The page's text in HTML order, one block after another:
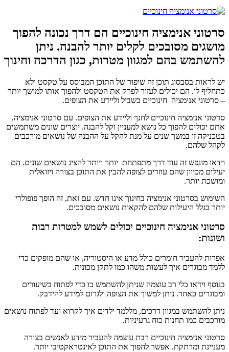
סרטוני אנימציה חינוכיים הם דרך נכונה להפוך
מושגים מסובכים לקלים יותר להבנה. ניתן
להשתמש בהם למגוון מטרות, כגון הדרכה וחינוך
יש לראות בסבסוג תוכן זה שיפור של התוכן המבוסס על טקסט ולא
כתחליף לו. הם יכולים לעזור לפרק את הטקסט ולהפוך אותו למושך יותר
– סרטוני אנימציה חינוכיים בשביל וליידע את הצופים.
סרטוני אנימציה חינוכיים לחנך וליידע את הצופים. עם סרטוני אנימציה,
אתם יכולים להפוך כל נושא למעניין וקל להבנה. יוצרים שונים משתמשים
בטכניקה זו במשך שנים על מנת להקל על ההבנה של נושאים מורכבים
לקהל שלהם.
וידאו מונפש זה עוד דרך מתפתחת יותר ויותר להציג נושאים שונים. הם
יעילים מכיוון שהם עוזרים לצופה להבין את התוכן בצורה ויזואלית
ומושכת יותר.
השימוש בסרטוני אנימציה בחינוך אינו חדש. עם זאת, זה הופך פופולרי
יותר בגלל היעילות שלהם להקאות נושאים מסובכים.
סרטוני אנימציה חינוכיים יכולים לשמש למטרות רבות
ושונות:
אפרות להעביר חומרים כולל מדע או היסטוריה, או שהם מופקים כדי
ללמד מבוגרים איך לעשות משהו כמו לתקן מכונית.
בנוסף וידאו כלי רב עוצמה שניתן להשתמש בו כדי לפתוח בשיעורים
ומבוגרים כאחד. ניתן למשוך את הצופה ולגרום למידע להידבק.
ניתן להשתמש במגוון דרכים, מללמד ילדים איך לקרוא ועד לפתוח נושאים
מורכבים כמו תחנות כוח גרעיניות.
סרטוני אנימציה חינוכיים רבת עוצמה להעביר מידע לאנשים בצורה
מעניינת ומרתקת. אפשר להפוך את התוכן לאינטראקטיבי יותר.